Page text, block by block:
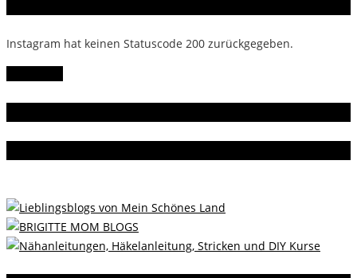
Instagram hat keinen Statuscode 200 zurückgegeben.